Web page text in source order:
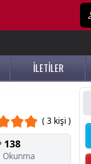
İLETİLER
( 3 kişi )
138
Okunma